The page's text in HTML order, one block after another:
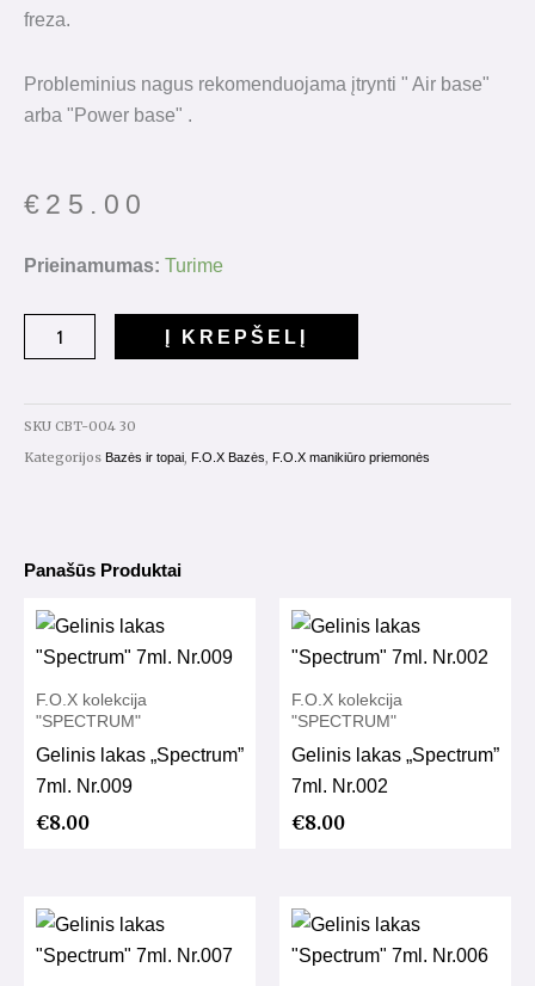
freza.
Probleminius nagus rekomenduojama įtrynti " Air base"
arba "Power base" .
€ 25.00
Prieinamumas: Turime
produkto
"Cover
Base
"
Nr.004
Į KREPŠELĮ
SKU CBT-004 30
Kategorijos Bazės ir topai, F.O.X Bazės, F.O.X manikiūro priemonės
Panašūs Produktai
F.O.X kolekcija
"SPECTRUM"
Gelinis lakas „Spectrum”
7ml. Nr.009
€8.00
F.O.X kolekcija
"SPECTRUM"
Gelinis lakas „Spectrum”
7ml. Nr.002
€8.00